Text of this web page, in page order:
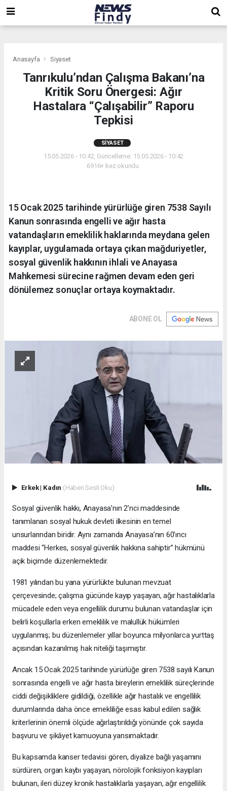
Anasayfa Siyaset
Tanrıkulu’ndan Çalışma Bakanı’na
Kritik Soru Önergesi: Ağır
Hastalara “Çalışabilir” Raporu
Tepkisi
SIYASET
15.05.2026 - 10:42, Güncelleme: 15.05.2026 - 10:42
6916+ kez okundu.
15 Ocak 2025 tarihinde yürürlüğe giren 7538 Sayılı
Kanun sonrasında engelli ve ağır hasta
vatandaşların emeklilik haklarında meydana gelen
kayıplar, uygulamada ortaya çıkan mağduriyetler,
sosyal güvenlik hakkının ihlali ve Anayasa
Mahkemesi sürecine rağmen devam eden geri
dönülemez sonuçlar ortaya koymaktadır.
ABONE OL
Erkek| Kadın (Haberi Sesli Oku)
Sosyal güvenlik hakkı, Anayasa’nın 2’nci maddesinde
tanımlanan sosyal hukuk devleti ilkesinin en temel
unsurlarından biridir. Aynı zamanda Anayasa’nın 60’ıncı
maddesi “Herkes, sosyal güvenlik hakkına sahiptir” hükmünü
açık biçimde düzenlemektedir.
1981 yılından bu yana yürürlükte bulunan mevzuat
çerçevesinde; çalışma gücünde kayıp yaşayan, ağır hastalıklarla
mücadele eden veya engellilik durumu bulunan vatandaşlar için
belirli koşullarla erken emeklilik ve malullük hükümleri
uygulanmış; bu düzenlemeler yıllar boyunca milyonlarca yurttaş
açısından kazanılmış hak niteliği taşımıştır.
Ancak 15 Ocak 2025 tarihinde yürürlüğe giren 7538 sayılı Kanun
sonrasında engelli ve ağır hasta bireylerin emeklilik süreçlerinde
ciddi değişikliklere gidildiği, özellikle ağır hastalık ve engellilik
durumlarında daha önce emekliliğe esas kabul edilen sağlık
kriterlerinin önemli ölçüde ağırlaştırıldığı yönünde çok sayıda
başvuru ve şikâyet kamuoyuna yansımaktadır.
Bu kapsamda kanser tedavisi gören, diyalize bağlı yaşamını
sürdüren, organ kaybı yaşayan, nörolojik fonksiyon kayıpları
bulunan, ileri düzey kronik hastalıklarla yaşayan, ağır engellilik